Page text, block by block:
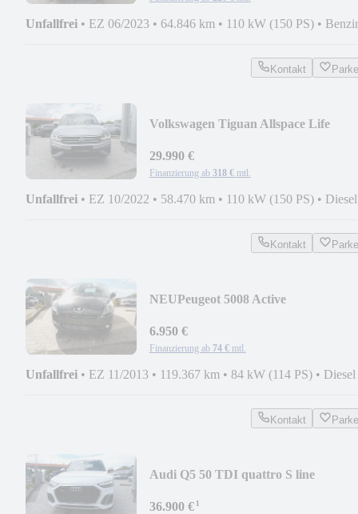
Unfallfrei • EZ 06/2023 • 64.846 km • 110 kW (150 PS) •
Kontakt
Volkswagen Tiguan Allspace Life
29.990 €
Finanzierung ab 318 € mtl.
Unfallfrei • EZ 10/2022 • 58.470 km • 110 kW (150 PS) • Diesel
Kontakt
NEUPeugeot 5008 Active
6.950 €
Finanzierung ab 74 € mtl.
Unfallfrei • EZ 11/2013 • 119.367 km • 84 kW (114 PS) • Diesel
Kontakt
Audi Q5 50 TDI quattro S line
36.900 €¹